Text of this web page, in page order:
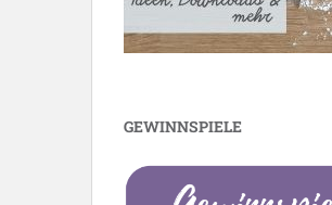
GEWINNSPIELE